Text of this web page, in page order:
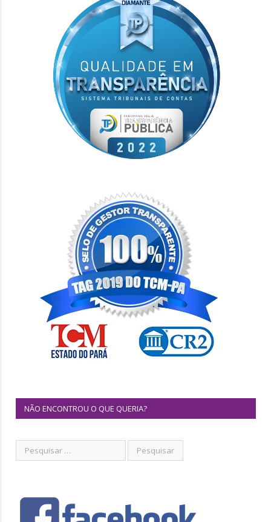
NÃO ENCONTROU O QUE QUERIA?